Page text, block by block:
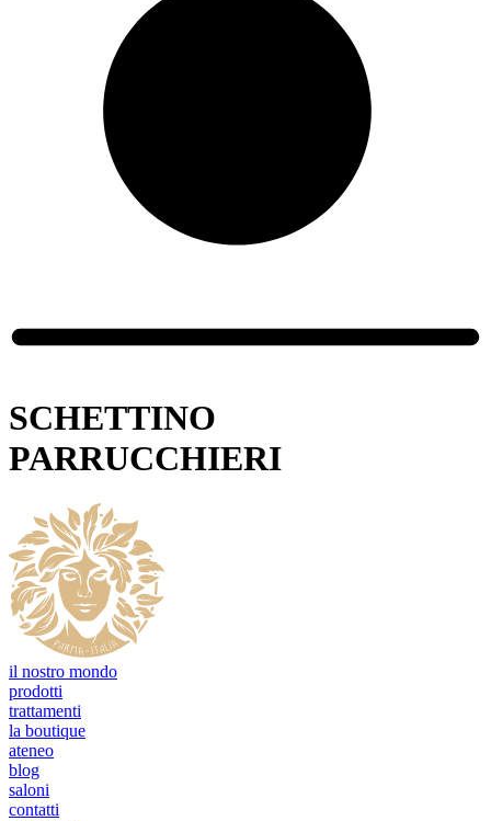
SCHETTINO
PARRUCCHIERI
il nostro mondo
prodotti
trattamenti
la boutique
ateneo
blog
saloni
contatti